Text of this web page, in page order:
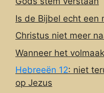
Is de Bijbel echt een
Christus niet meer
Wanneer het
Hebreeën 12: niet
op Jezus